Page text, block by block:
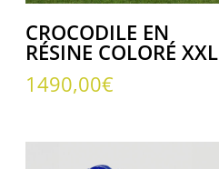
CROCODILE EN
RÉSINE COLORÉ XXL
1490,00€